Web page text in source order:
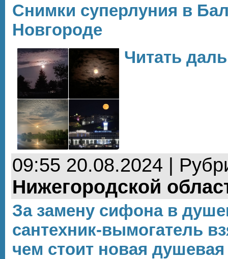
Снимки суперлуния в
Новгороде
Читать
09:55 20.08.2024 |
Нижегородской
За замену сифона в
сантехник-вымогатель
чем стоит новая душевая